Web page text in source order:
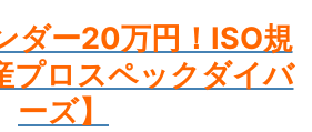
ダー20万円！ISO規
プロスペックダイバ
ーズ】